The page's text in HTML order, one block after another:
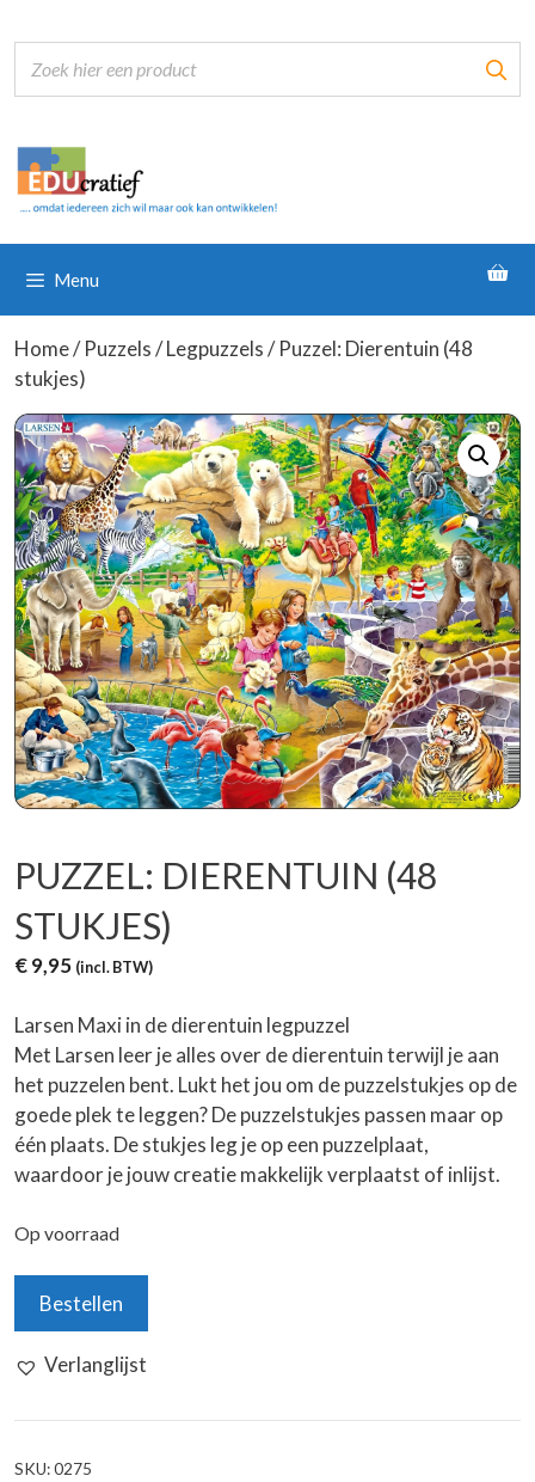
naar
inhoud
Menu
Home/Puzzels/Legpuzzels/ Puzzel: Dierentuin (48
stukjes)
PUZZEL: DIERENTUIN (48
STUKJES)
€9,95 (incl. BTW)
Larsen Maxi in de dierentuin legpuzzel
Met Larsen leer je alles over de dierentuin terwijl je aan
het puzzelen bent. Lukt het jou om de puzzelstukjes op de
goede plek te leggen? De puzzelstukjes passen maar op
één plaats. De stukjes leg je op een puzzelplaat,
waardoor je jouw creatie makkelijk verplaatst of inlijst.
Op voorraad
Puzzel:
Dierentuin
stukjes)
Bestellen
Verlanglijst
SKU:0275